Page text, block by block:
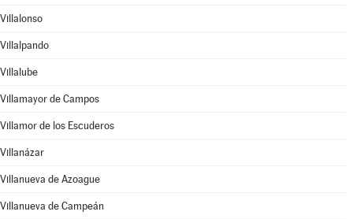
Villalonso
Villalpando
Villalube
Villamayor de Campos
Villamor de los Escuderos
Villanázar
Villanueva de Azoague
Villanueva de Campeán